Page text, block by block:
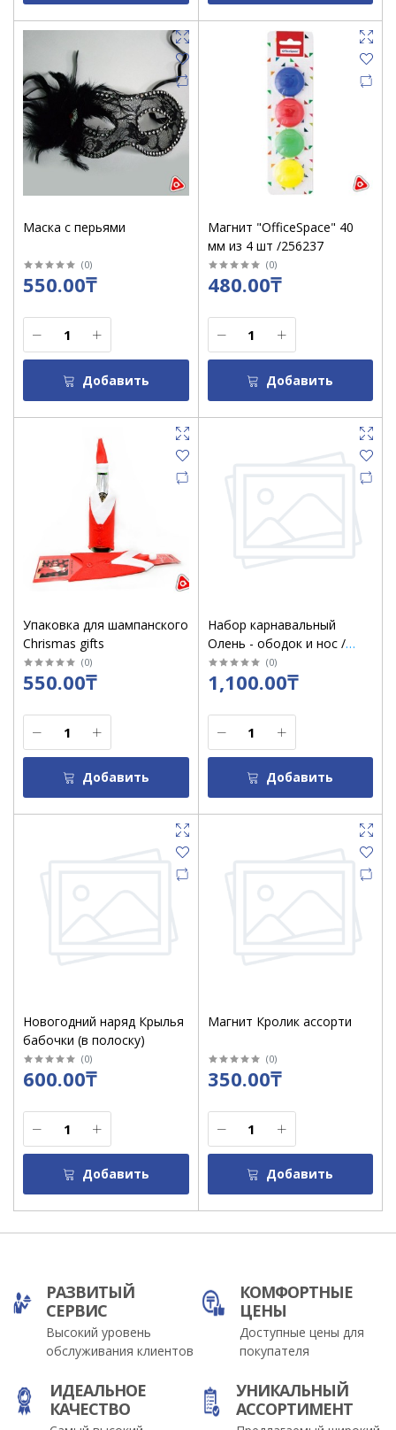
Маска с перьями
(0)
550.00₸
Добавить
Магнит "OfficeSpace" 40
мм из 4 шт /256237
(0)
480.00₸
Добавить
Упаковка для шампанского
Chrismas gifts
(0)
550.00₸
Добавить
Набор карнавальный
Олень - ободок и нос /
5113361
(0)
1,100.00₸
Добавить
Новогодний наряд Крылья
бабочки (в полоску)
(0)
600.00₸
Добавить
Магнит Кролик ассорти
(0)
350.00₸
Добавить
РАЗВИТЫЙ
СЕРВИС
Высокий уровень
обслуживания клиентов
КОМФОРТНЫЕ
ЦЕНЫ
Доступные цены для
покупателя
ИДЕАЛЬНОЕ
КАЧЕСТВО
УНИКАЛЬНЫЙ
АССОРТИМЕНТ